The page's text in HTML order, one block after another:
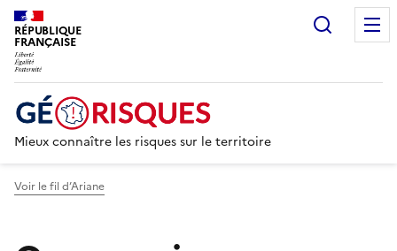
RÉPUBLIQUE
FRANÇAISE
Mieux connaître les risques sur le territoire
Voir le fil d’Ariane